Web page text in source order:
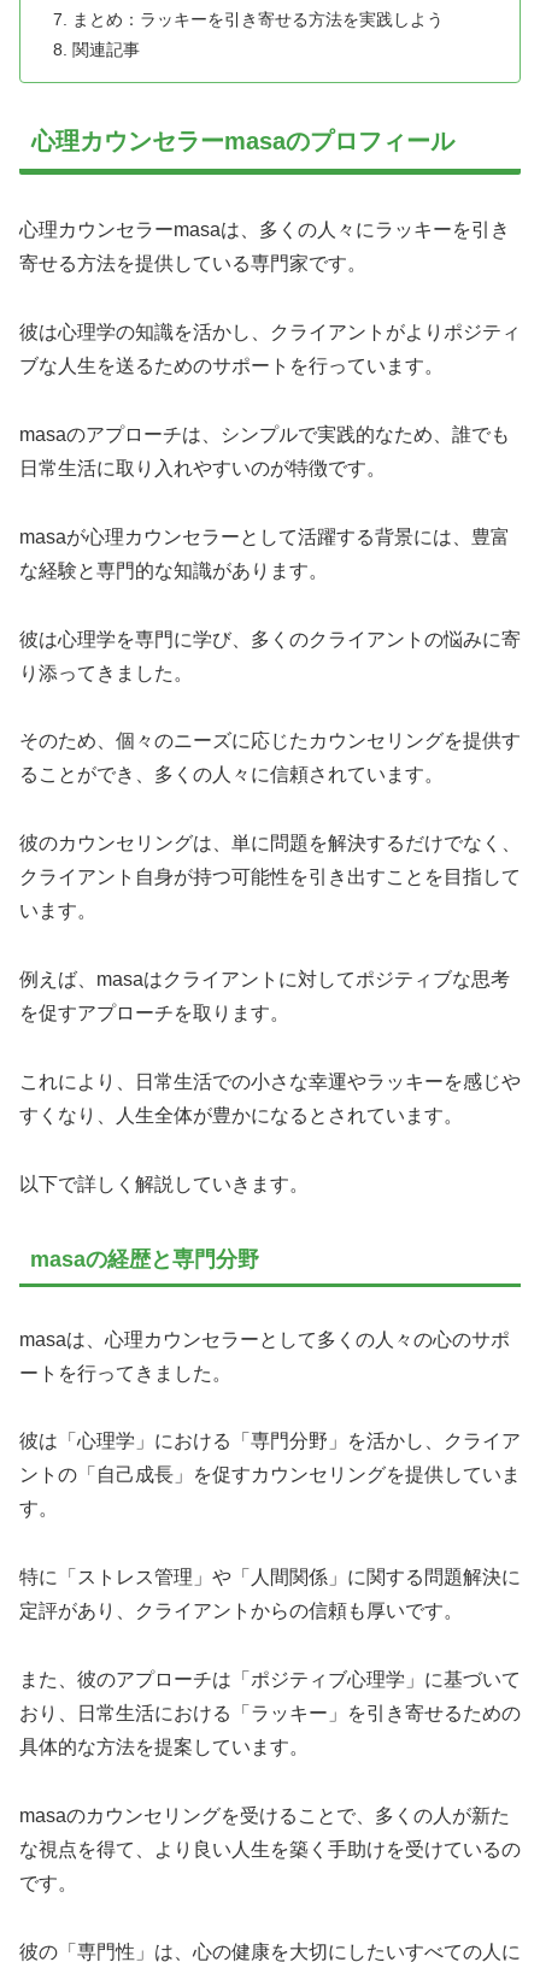
まとめ：ラッキーを引き寄せる方法を実践しよう
関連記事
心理カウンセラーmasaのプロフィール
心理カウンセラーmasaは、多くの人々にラッキーを引き
寄せる方法を提供している専門家です。
彼は心理学の知識を活かし、クライアントがよりポジティ
ブな人生を送るためのサポートを行っています。
masaのアプローチは、シンプルで実践的なため、誰でも
日常生活に取り入れやすいのが特徴です。
masaが心理カウンセラーとして活躍する背景には、豊富
な経験と専門的な知識があります。
彼は心理学を専門に学び、多くのクライアントの悩みに寄
り添ってきました。
そのため、個々のニーズに応じたカウンセリングを提供す
ることができ、多くの人々に信頼されています。
彼のカウンセリングは、単に問題を解決するだけでなく、
クライアント自身が持つ可能性を引き出すことを目指して
います。
例えば、masaはクライアントに対してポジティブな思考
を促すアプローチを取ります。
これにより、日常生活での小さな幸運やラッキーを感じや
すくなり、人生全体が豊かになるとされています。
以下で詳しく解説していきます。
masaの経歴と専門分野
masaは、心理カウンセラーとして多くの人々の心のサポ
ートを行ってきました。
彼は「心理学」における「専門分野」を活かし、クライア
ントの「自己成長」を促すカウンセリングを提供していま
す。
特に「ストレス管理」や「人間関係」に関する問題解決に
定評があり、クライアントからの信頼も厚いです。
また、彼のアプローチは「ポジティブ心理学」に基づいて
おり、日常生活における「ラッキー」を引き寄せるための
具体的な方法を提案しています。
masaのカウンセリングを受けることで、多くの人が新た
な視点を得て、より良い人生を築く手助けを受けているの
です。
彼の「専門性」は、心の健康を大切にしたいすべての人に